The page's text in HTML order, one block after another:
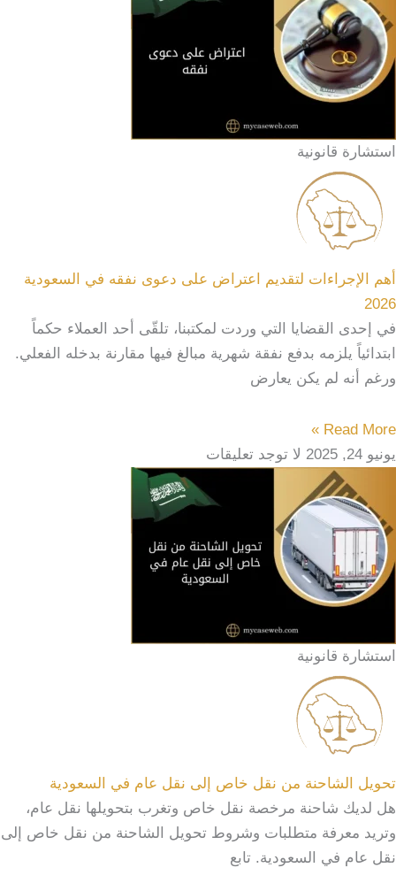
استشارة قانونية
أهم الإجراءات لتقديم اعتراض على دعوى نفقه في السعودية
2026
في إحدى القضايا التي وردت لمكتبنا، تلقّى أحد العملاء حكماً
ابتدائياً يلزمه بدفع نفقة شهرية مبالغ فيها مقارنة بدخله الفعلي.
ورغم أنه لم يكن يعارض
Read More »
يونيو 24, 2025
لا توجد تعليقات
استشارة قانونية
تحويل الشاحنة من نقل خاص إلى نقل عام في السعودية
هل لديك شاحنة مرخصة نقل خاص وتغرب بتحويلها نقل عام،
وتريد معرفة متطلبات وشروط تحويل الشاحنة من نقل خاص إلى
نقل عام في السعودية. تابع